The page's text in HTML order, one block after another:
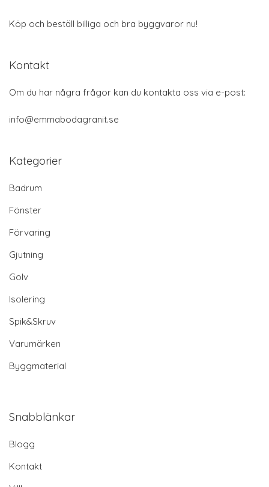
Köp och beställ billiga och bra byggvaror nu!
Kontakt
Om du har några frågor kan du kontakta oss via e-post:
info@emmabodagranit.se
Kategorier
Badrum
Fönster
Förvaring
Gjutning
Golv
Isolering
Spik&Skruv
Varumärken
Byggmaterial
Snabblänkar
Blogg
Kontakt